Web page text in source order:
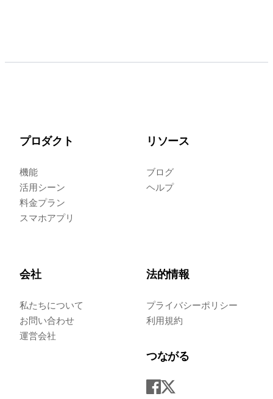
プロダクト
機能
活用シーン
料金プラン
スマホアプリ
リソース
ブログ
ヘルプ
会社
私たちについて
お問い合わせ
運営会社
法的情報
プライバシーポリシー
利用規約
つながる